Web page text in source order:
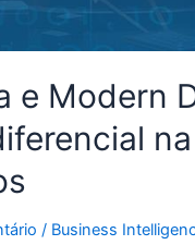
e Modern
/ Business